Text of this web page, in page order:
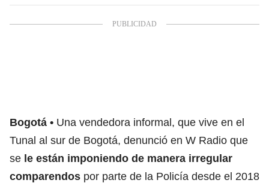
Bogotá
Una vendedora informal, que vive en el
Tunal al sur de Bogotá, denunció en W Radio que
se le están imponiendo de manera irregular
comparendos por parte de la Policía desde el 2018